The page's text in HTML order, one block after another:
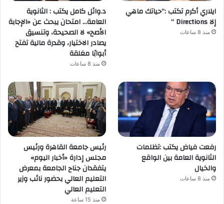
ايلاري أكرم تكتب :”حياتك ماهي
إلا Directions “
منذ 8 ساعات
د.وائل كامل يكتب : الثانوية
العامة… امتحان يبحث عن «الإجابة
الأصح» لا الصحيحة، وتنسيق
يصادر الاختيار، وقدرة مالية تفتح
أبوابًا مغلقة
منذ 8 ساعات
رفعت فياض يكتب :تظلمات
الثانوية العامة بين الواقع
والخيال
منذ 8 ساعات
رئيس جامعة القاهرة ورئيس
مجلس إدارة «أخبار اليوم»
يتفقدان جناح الجامعة بمعرض
التعليم العالي بحضور نائب وزير
التعليم العالي
منذ 15 ساعة